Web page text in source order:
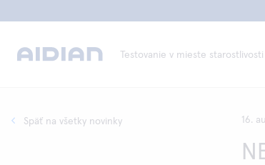
Testovanie v mieste starostlivosti
Späť na všetky novinky 16.